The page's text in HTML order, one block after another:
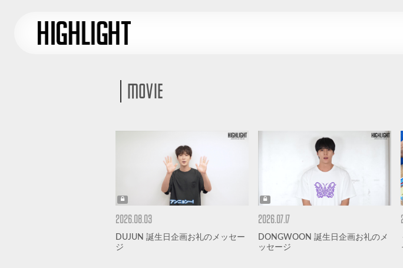
MOVIE
2026.08.03
DUJUN 誕生日企画お礼のメッセー
ジ
2026.07.17
DONGWOON 誕生日企画お礼のメ
ッセージ